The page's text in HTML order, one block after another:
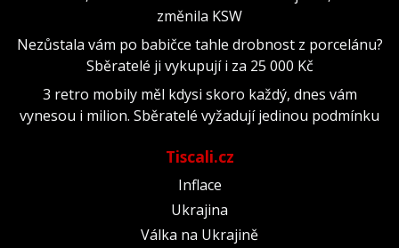
změnila KSW
Nezůstala vám po babičce tahle drobnost z porcelánu?
Sběratelé ji vykupují i za 25 000 Kč
3 retro mobily měl kdysi skoro každý, dnes vám
vynesou i milion. Sběratelé vyžadují jedinou podmínku
Tiscali.cz
Inflace
Ukrajina
Válka na Ukrajině